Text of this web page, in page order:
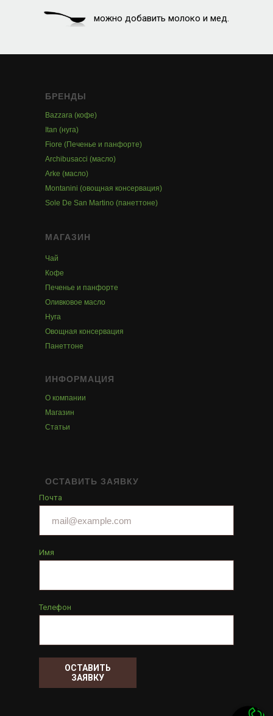
можно добавить молоко и мед.
БРЕНДЫ
Bazzara (кофе)
Itan (нуга)
Fiore (Печенье и панфорте)
Archibusacci (масло)
Arke (масло)
Montanini (овощная консервация)
Sole De San Martino (панеттоне)
МАГАЗИН
Чай
Кофе
Печенье и панфорте
Оливковое масло
Нуга
Овощная консервация
Панеттоне
ИНФОРМАЦИЯ
О компании
Магазин
Статьи
ОСТАВИТЬ ЗАЯВКУ
Почта
Имя
Телефон
ОСТАВИТЬ
ЗАЯВКУ